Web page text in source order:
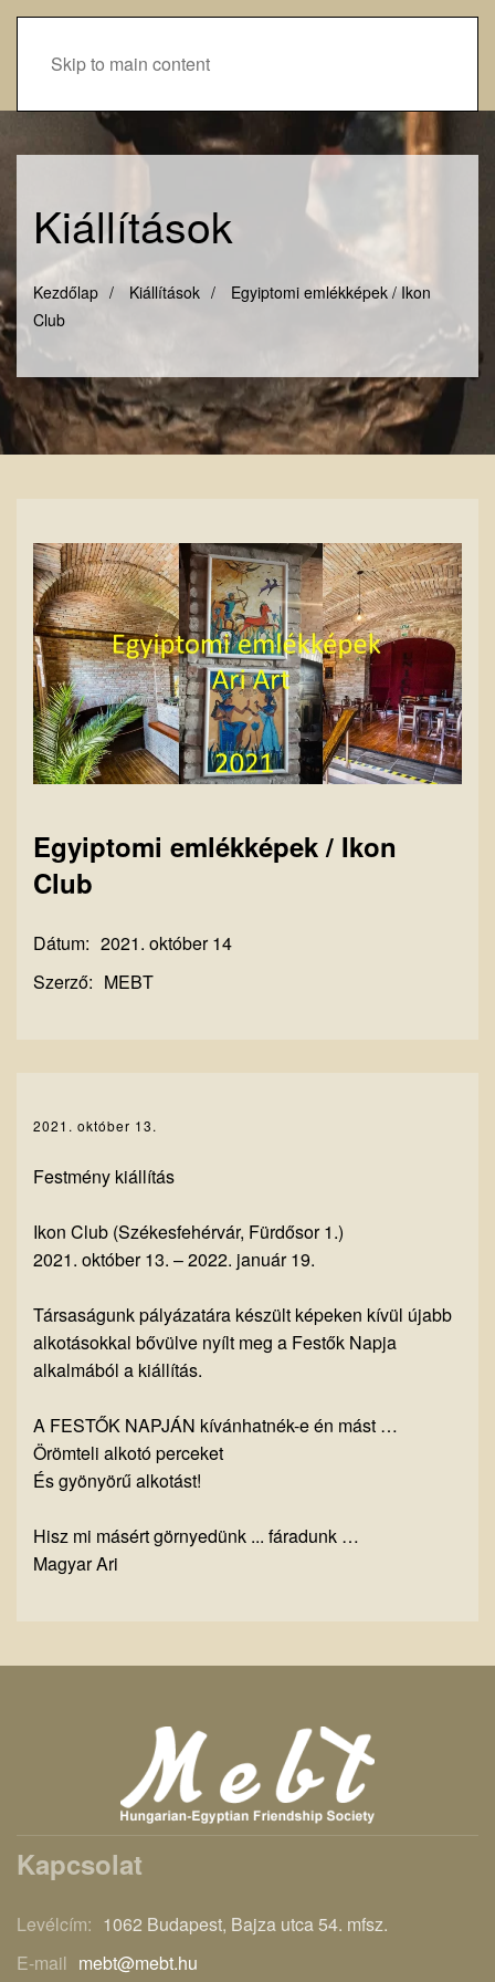
Skip to main content
Kiállítások
Kezdőlap Kiállítások
Egyiptomi emlékképek / Ikon
Club
Egyiptomi emlékképek / Ikon
Club
Dátum: 2021. október 14
Szerző: MEBT
2021. október 13.
Festmény kiállítás
Ikon Club (Székesfehérvár, Fürdősor 1.)
2021. október 13. – 2022. január 19.
Társaságunk pályázatára készült képeken kívül újabb
alkotásokkal bővülve nyílt meg a Festők Napja
alkalmából a kiállítás.
A FESTŐK NAPJÁN kívánhatnék-e én mást …
Örömteli alkotó perceket
És gyönyörű alkotást!
Hisz mi másért görnyedünk ... fáradunk …
Magyar Ari
Kapcsolat
Levélcím: 1062 Budapest, Bajza utca 54. mfsz.
E-mail mebt@mebt.hu